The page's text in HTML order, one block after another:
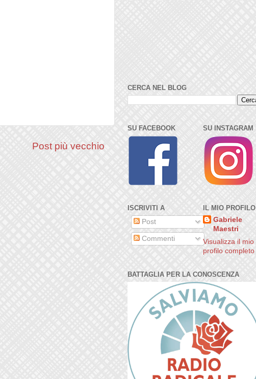
Post più vecchio
CERCA NEL BLOG
SU FACEBOOK
ISCRIVITI A
Post
Commenti
SU INSTAGRAM
IL MIO PROFILO
Gabriele
Maestri
Visualizza il mio
profilo completo
BATTAGLIA PER LA CONOSCENZA